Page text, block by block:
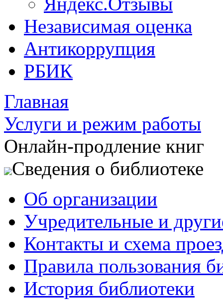
Независимая оценка
Антикоррупция
РБИК
Главная
Услуги и режим работы
Онлайн-продление книг
Сведения о библиотеке
Об организации
Учредительные и
Контакты и схема
Правила пользования
История библиотеки